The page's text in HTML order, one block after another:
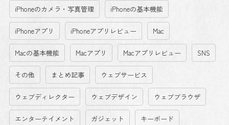
iPhoneのカメラ・写真管理 iPhoneの基本機能
iPhoneアプリ iPhoneアプリレビュー Mac
Macの基本機能 Macアプリ Macアプリレビュー SNS
その他 まとめ記事 ウェブサービス
ウェブディレクター ウェブデザイン ウェブブラウザ
エンターテイメント ガジェット キーボード